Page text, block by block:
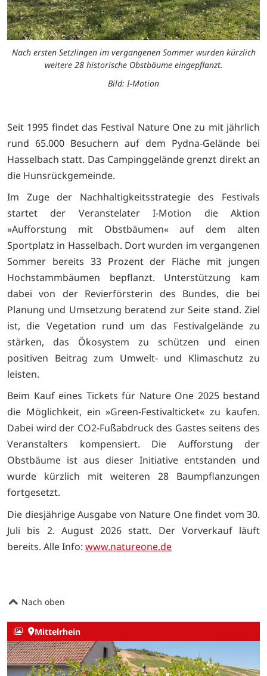
Nach ersten Setzlingen im vergangenen Sommer wurden kürzlich
weitere 28 historische Obstbäume eingepflanzt.
Bild: I-Motion
Seit 1995 findet das Festival Nature One zu mit jährlich
rund 65.000 Besuchern auf dem Pydna-Gelände bei
Hasselbach statt. Das Campinggelände grenzt direkt an
die Hunsrückgemeinde.
Im Zuge der Nachhaltigkeitsstrategie des Festivals
startet der Veranstelater I-Motion die Aktion
»Aufforstung mit Obstbäumen« auf dem alten
Sportplatz in Hasselbach. Dort wurden im vergangenen
Sommer bereits 33 Prozent der Fläche mit jungen
Hochstammbäumen bepflanzt. Unterstützung kam
dabei von der Revierförsterin des Bundes, die bei
Planung und Umsetzung beratend zur Seite stand. Ziel
ist, die Vegetation rund um das Festivalgelände zu
stärken, das Ökosystem zu schützen und einen
positiven Beitrag zum Umwelt- und Klimaschutz zu
leisten.
Beim Kauf eines Tickets für Nature One 2025 bestand
die Möglichkeit, ein »Green-Festivalticket« zu kaufen.
Dabei wird der CO2-Fußabdruck des Gastes seitens des
Veranstalters kompensiert. Die Aufforstung der
Obstbäume ist aus dieser Initiative entstanden und
wurde kürzlich mit weiteren 28 Baumpflanzungen
fortgesetzt.
Die diesjährige Ausgabe von Nature One findet vom 30.
Juli bis 2. August 2026 statt. Der Vorverkauf läuft
bereits. Alle Info: www.natureone.de
Nach oben
Mittelrhein